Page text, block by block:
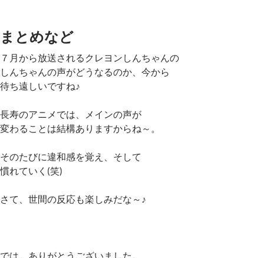
まとめなど
７月から放送されるクレヨンしんちゃんの
しんちゃんの声がどうなるのか、今から
待ち遠しいですね♪
長寿のアニメでは、メインの声が
変わることは結構ありますからね～。
そのたびに違和感を覚え、そして
慣れていく(笑)
さて、世間の反応も楽しみだな～♪
では、ありがとうございました。